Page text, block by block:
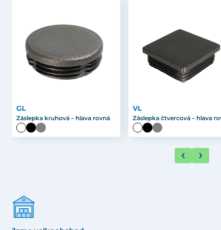
GL
Záslepka kruhová – hlava rovná
VL
Záslepka čtvercová – hlava